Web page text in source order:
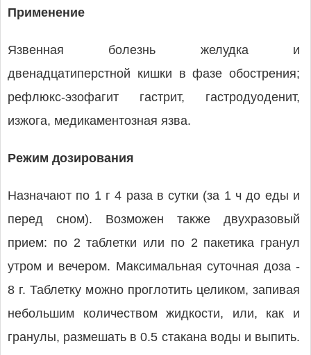
Применение
Язвенная болезнь желудка и
двенадцатиперстной кишки в фазе обострения;
рефлюкс-эзофагит гастрит, гастродуоденит,
изжога, медикаментозная язва.
Режим дозирования
Назначают по 1 г 4 раза в сутки (за 1 ч до еды и
перед сном). Возможен также двухразовый
прием: по 2 таблетки или по 2 пакетика гранул
утром и вечером. Максимальная суточная доза -
8 г. Таблетку можно проглотить целиком, запивая
небольшим количеством жидкости, или, как и
гранулы, размешать в 0.5 стакана воды и выпить.